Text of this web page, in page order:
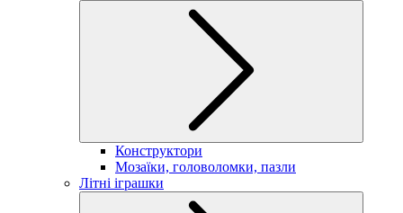
Конструктори
Мозаїки, головоломки, пазли
Літні іграшки